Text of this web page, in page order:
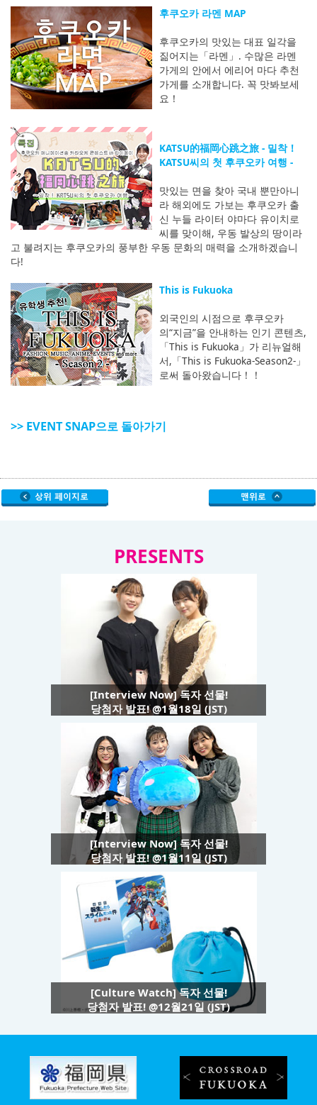
후쿠오카 라멘 MAP
후쿠오카의 맛있는 대표 일각을
짊어지는「라멘」. 수많은 라멘
가게의 안에서 에리어 마다 추천
가게를 소개합니다. 꼭 맛봐보세
요！
KATSU的福岡心跳之旅 - 밀착！
KATSU씨의 첫 후쿠오카 여행 -
맛있는 면을 찾아 국내 뿐만아니
라 해외에도 가보는 후쿠오카 출
신 누들 라이터 야마다 유이치로
씨를 맞이해, 우동 발상의 땅이라
고 불려지는 후쿠오카의 풍부한 우동 문화의 매력을 소개하겠습니
다!
This is Fukuoka
외국인의 시점으로 후쿠오카
의“지금”을 안내하는 인기 콘텐츠,
「This is Fukuoka」가 리뉴얼해
서,「This is Fukuoka-Season2-」
로써 돌아왔습니다！！
>> EVENT SNAP으로 돌아가기
PRESENTS
[Interview Now] 독자 선물!
당첨자 발표! @1월18일 (JST)
[Interview Now] 독자 선물!
당첨자 발표! @1월11일 (JST)
[Culture Watch] 독자 선물!
당첨자 발표! @12월21일 (JST)